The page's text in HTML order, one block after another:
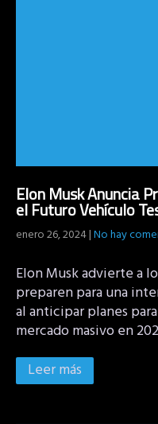
Elon Musk Anuncia
el Futuro Vehículo
enero 26, 2024|No hay
Elon Musk advierte a
preparen para una
al anticipar planes
mercado masivo en
Leer más